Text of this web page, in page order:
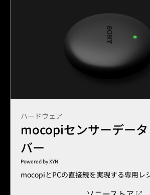
ハードウェア
mocopiセンサーデー
バー
Powered by XYN
mocopiとPCの直接続を実現する専用レ